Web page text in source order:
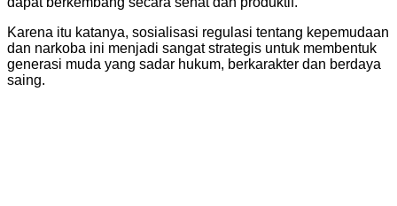
Karena itu katanya, sosialisasi regulasi tentang kepemudaan
dan narkoba ini menjadi sangat strategis untuk membentuk
generasi muda yang sadar hukum, berkarakter dan berdaya
saing.